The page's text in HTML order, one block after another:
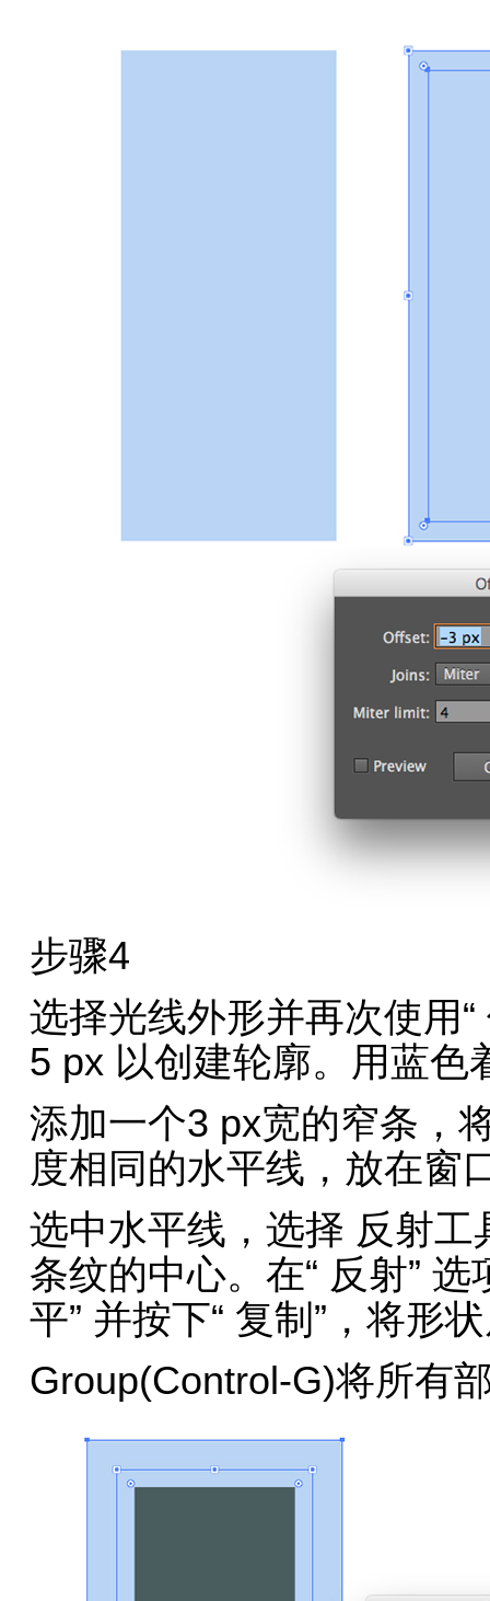
步骤4
选择光线外形并再次使用
5 px 以创建轮廓。用蓝色
添加一个3 px宽的窄条，
度相同的水平线，放在窗
选中水平线，选择 反射
条纹的中心。在“ 反射” 选
平” 并按下“ 复制”，将形
Group(Control-G)将所有